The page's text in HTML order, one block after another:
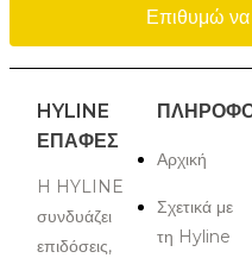
Επιθυμώ να
HYLINE
ΕΠΑΦΈΣ
H HYLINE
συνδυάζει
επιδόσεις,
Αρχική
Σχετικά με
τη Hyline